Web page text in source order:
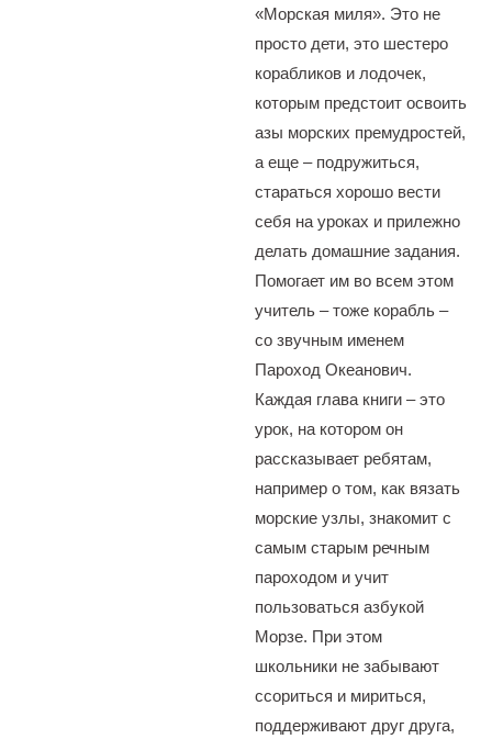
«Морская миля». Это не
просто дети, это шестеро
корабликов и лодочек,
которым предстоит освоить
азы морских премудростей,
а еще – подружиться,
стараться хорошо вести
себя на уроках и прилежно
делать домашние задания.
Помогает им во всем этом
учитель – тоже корабль –
со звучным именем
Пароход Океанович.
Каждая глава книги – это
урок, на котором он
рассказывает ребятам,
например о том, как вязать
морские узлы, знакомит с
самым старым речным
пароходом и учит
пользоваться азбукой
Морзе. При этом
школьники не забывают
ссориться и мириться,
поддерживают друг друга,